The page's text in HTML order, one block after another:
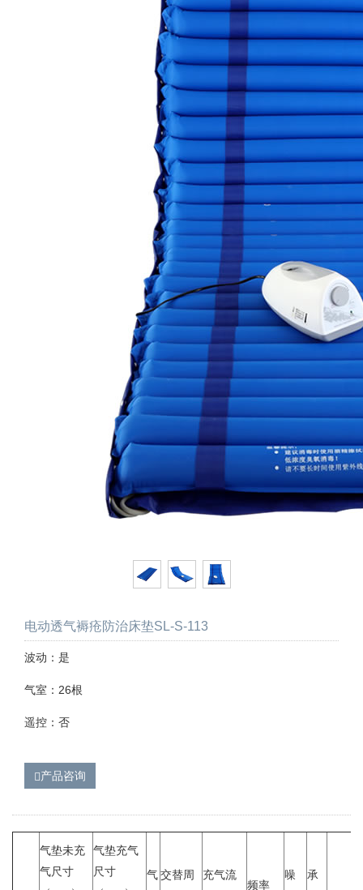
电动透气褥疮防治床垫SL-S-113
波动：是
气室：26根
遥控：否
产品咨询
气垫未充
气尺寸
气垫充气
尺寸
气交替周
充气流
频率
噪
承